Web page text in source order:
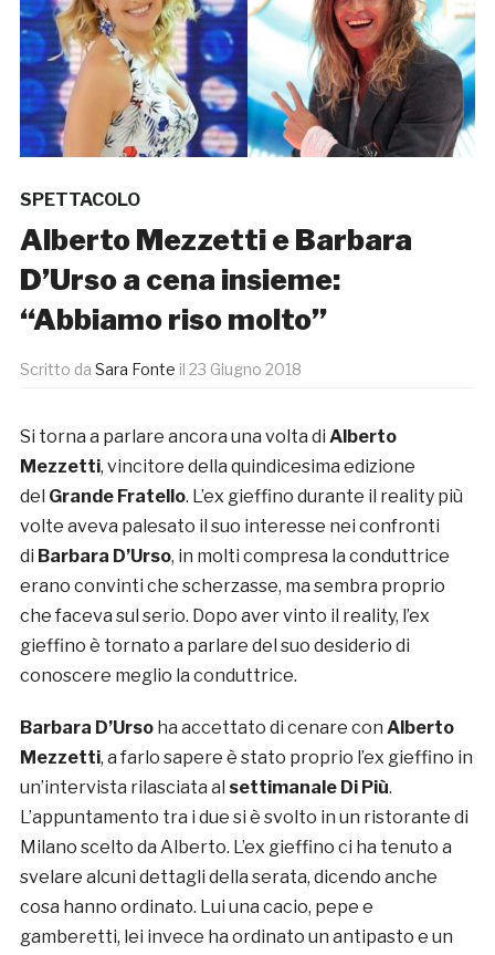
SPETTACOLO
Alberto Mezzetti e Barbara
D’Urso a cena insieme:
“Abbiamo riso molto”
Scritto da Sara Fonte il 23 Giugno 2018
Si torna a parlare ancora una volta di Alberto
Mezzetti, vincitore della quindicesima edizione
del Grande Fratello. L’ex gieffino durante il reality più
volte aveva palesato il suo interesse nei confronti
di Barbara D’Urso, in molti compresa la conduttrice
erano convinti che scherzasse, ma sembra proprio
che faceva sul serio. Dopo aver vinto il reality, l’ex
gieffino è tornato a parlare del suo desiderio di
conoscere meglio la conduttrice.
Barbara D’Urso ha accettato di cenare con Alberto
Mezzetti, a farlo sapere è stato proprio l’ex gieffino in
un’intervista rilasciata al settimanale Di Più.
L’appuntamento tra i due si è svolto in un ristorante di
Milano scelto da Alberto. L’ex gieffino ci ha tenuto a
svelare alcuni dettagli della serata, dicendo anche
cosa hanno ordinato. Lui una cacio, pepe e
gamberetti, lei invece ha ordinato un antipasto e un